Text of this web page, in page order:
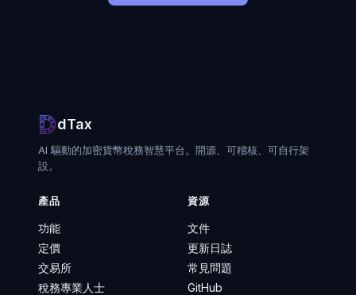
dTax
AI 驅動的加密貨幣稅務智慧平台。開源、可稽核、可自行架
設。
產品
功能
定價
交易所
稅務專業人士
資源
文件
更新日誌
常見問題
GitHub